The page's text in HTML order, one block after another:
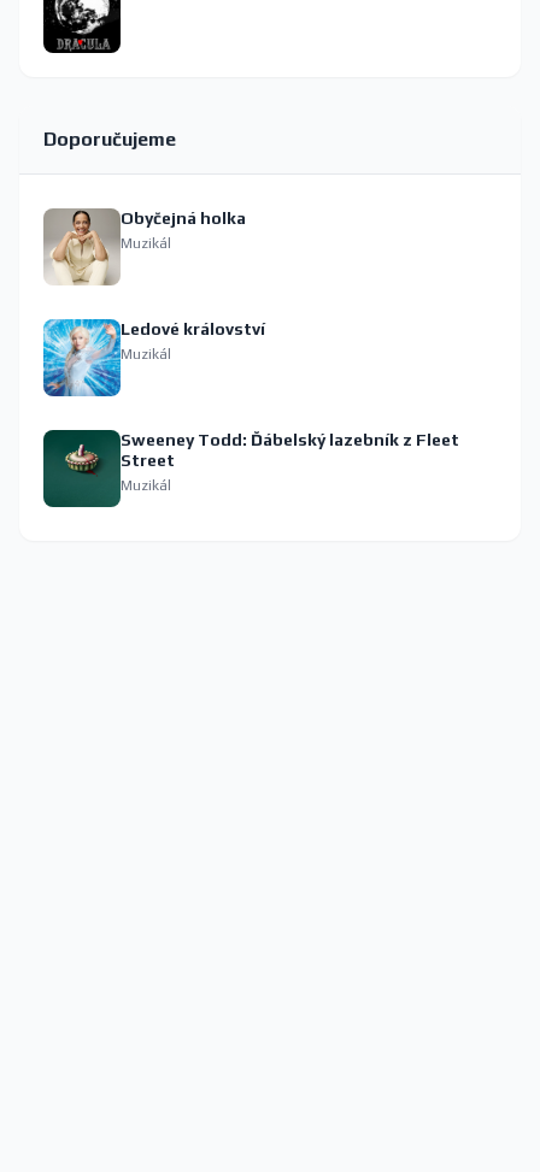
Doporučujeme
Obyčejná holka
Muzikál
Ledové království
Muzikál
Sweeney Todd: Ďábelský lazebník z Fleet
Street
Muzikál